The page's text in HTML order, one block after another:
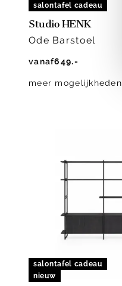
salontafel cadeau
Studio HENK
Ode Barstoel
vanaf649.-
meer mogelijkheden
salontafel cadeau
nieuw